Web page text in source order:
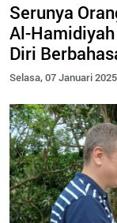
Serunya
Al-
Diri
Selasa, 07 Januari